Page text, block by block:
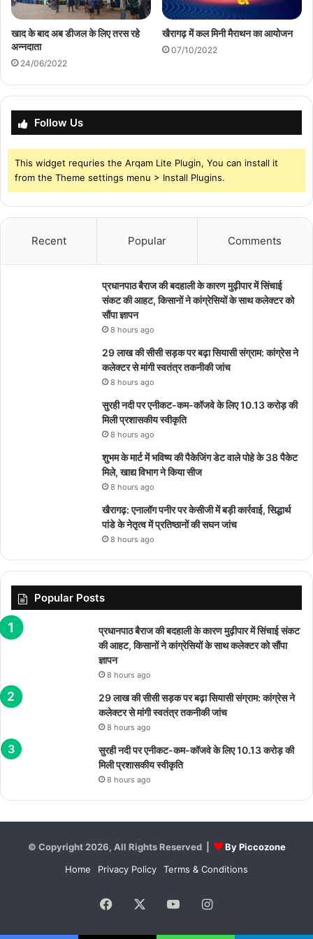
खाद के बाद अब डीजल के लिए तरस रहे
अन्नदाता
24/06/2022
खैरागढ़ में कल मिनी मैराथन का आयोजन
07/10/2022
Follow Us
This widget requries the Arqam Lite Plugin, You can install it
from the Theme settings menu > Install Plugins.
Recent Popular Comments
प्रधानपाठ बैराज की बदहाली के कारण मुढ़ीपार में सिंचाई
संकट की आहट, किसानों ने कांग्रेसियों के साथ कलेक्टर को
सौंपा ज्ञापन
8 hours ago
29 लाख की सीसी सड़क पर बढ़ा सियासी संग्राम: कांग्रेस ने
कलेक्टर से मांगी स्वतंत्र तकनीकी जांच
8 hours ago
सुरही नदी पर एनीकट-कम-कॉजवे के लिए 10.13 करोड़ की
मिली प्रशासकीय स्वीकृति
8 hours ago
शुभम के मार्ट में भविष्य की पैकेजिंग डेट वाले पोहे के 38 पैकेट
मिले, खाद्य विभाग ने किया सीज
8 hours ago
खैरागढ़: एनालॉग पनीर पर केसीजी में बड़ी कार्रवाई, सिद्धार्थ
पांडे के नेतृत्व में प्रतिष्ठानों की सघन जांच
8 hours ago
Popular Posts
प्रधानपाठ बैराज की बदहाली के कारण मुढ़ीपार में सिंचाई संकट
की आहट, किसानों ने कांग्रेसियों के साथ कलेक्टर को सौंपा
ज्ञापन
8 hours ago
29 लाख की सीसी सड़क पर बढ़ा सियासी संग्राम: कांग्रेस ने
कलेक्टर से मांगी स्वतंत्र तकनीकी जांच
8 hours ago
सुरही नदी पर एनीकट-कम-कॉजवे के लिए 10.13 करोड़ की
मिली प्रशासकीय स्वीकृति
8 hours ago
© Copyright 2026, All Rights Reserved |
By Piccozone
Home
Privacy Policy Terms & Conditions
Facebook YouTubeInstagram